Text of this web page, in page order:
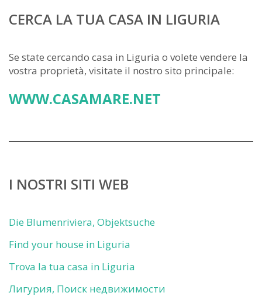
CERCA LA TUA CASA IN LIGURIA
Se state cercando casa in Liguria o volete vendere la
vostra proprietà, visitate il nostro sito principale:
WWW.CASAMARE.NET
I NOSTRI SITI WEB
Die Blumenriviera, Objektsuche
Find your house in Liguria
Trova la tua casa in Liguria
Лигурия, Поиск недвижимости